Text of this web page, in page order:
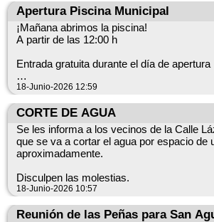
Vive tu pueblo, participa y disfruta de un
cultura y convivencia.
participación de todas las peñas del
¿Quieres ser la Peña de Honor 2026?
Apúntate en el Ayuntamiento. La Peña de
acceder a un local sin entrar en sorteo.
Tu participación es fundamental para
nuestras fiestas.
¡Anímate y ven a aportar tus ideas!
Apertura Piscina Municipal
¡Mañana abrimos la piscina!
A partir de las 12:00 h
Entrada gratuita durante el día de apertura
¡Os esperamos para disfrutar del verano
Consulta los precios en la imagen adjunta.
18-Junio-2026 12:59
CORTE DE AGUA
Se les informa a los vecinos de la Calle
que se va a cortar el agua por espacio de
aproximadamente.
Disculpen las molestias.
18-Junio-2026 10:57
Reunión de las Peñas para San